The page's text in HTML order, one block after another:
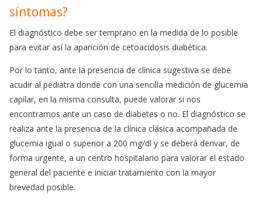
síntomas?
El diagnóstico debe ser temprano en la medida de lo posible
para evitar así la aparición de cetoacidosis diabética.
Por lo tanto, ante la presencia de clínica sugestiva se debe
acudir al pediatra donde con una sencilla medición de glucemia
capilar, en la misma consulta, puede valorar si nos
encontramos ante un caso de diabetes o no. El diagnóstico se
realiza ante la presencia de la clínica clásica acompañada de
glucemia igual o superior a 200 mg/dl y se deberá derivar, de
forma urgente, a un centro hospitalario para valorar el estado
general del paciente e iniciar tratamiento con la mayor
brevedad posible.